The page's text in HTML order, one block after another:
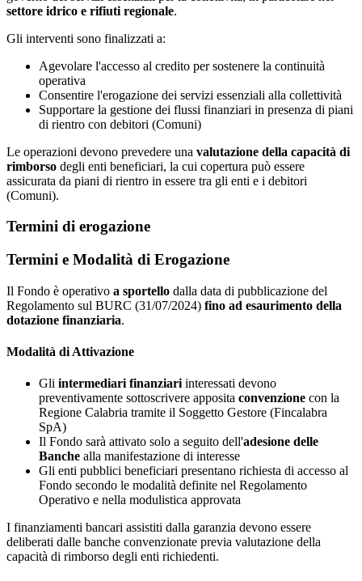
settore idrico e rifiuti regionale.
Gli interventi sono finalizzati a:
Agevolare l'accesso al credito per sostenere la continuità
operativa
Consentire l'erogazione dei servizi essenziali alla collettività
Supportare la gestione dei flussi finanziari in presenza di piani
di rientro con debitori (Comuni)
Le operazioni devono prevedere una valutazione della capacità di
rimborso degli enti beneficiari, la cui copertura può essere
assicurata da piani di rientro in essere tra gli enti e i debitori
(Comuni).
Termini di erogazione
Termini e Modalità di Erogazione
Il Fondo è operativo a sportello dalla data di pubblicazione del
Regolamento sul BURC (31/07/2024) fino ad esaurimento della
dotazione finanziaria.
Modalità di Attivazione
Gli intermediari finanziari interessati devono
preventivamente sottoscrivere apposita convenzione con la
Regione Calabria tramite il Soggetto Gestore (Fincalabra
SpA)
Il Fondo sarà attivato solo a seguito dell'adesione delle
Banche alla manifestazione di interesse
Gli enti pubblici beneficiari presentano richiesta di accesso al
Fondo secondo le modalità definite nel Regolamento
Operativo e nella modulistica approvata
I finanziamenti bancari assistiti dalla garanzia devono essere
deliberati dalle banche convenzionate previa valutazione della
capacità di rimborso degli enti richiedenti.